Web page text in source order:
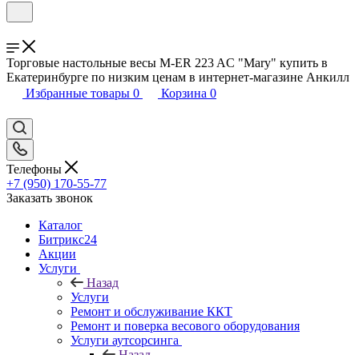
Торговые настольные весы M-ER 223 AC "Mary" купить в
Екатеринбурге по низким ценам в интернет-магазине Анкилл
Избранные товары 0 Корзина 0
Телефоны
+7 (950) 170-55-77
Заказать звонок
Каталог
Битрикс24
Акции
Услуги
Назад
Услуги
Ремонт и обслуживание ККТ
Ремонт и поверка весового оборудования
Услуги аутсорсинга